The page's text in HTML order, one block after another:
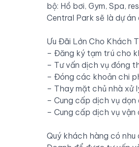
bộ: Hồ bơi, Gym, Spa,
Central Park sẽ là dự
Ưu Đãi Lớn Cho Khách
– Đăng ký tạm trú cho
– Tư vấn dịch vụ đóng
– Đóng các khoản chi
– Thay mặt chủ nhà xử
– Cung cấp dịch vụ dọn
– Cung cấp dịch vụ vận
Quý khách hàng có nhu